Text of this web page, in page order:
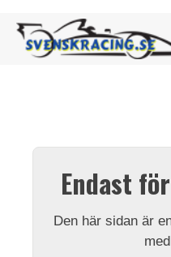
Endast
Den här sidan är